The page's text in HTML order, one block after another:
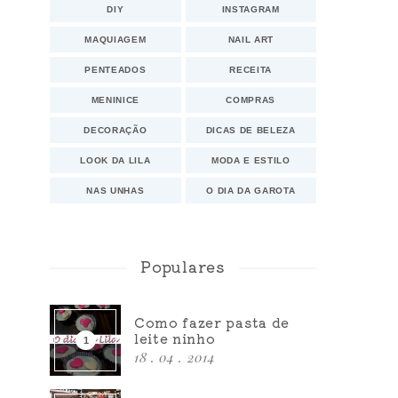
DIY INSTAGRAM
MAQUIAGEM NAIL ART
PENTEADOS RECEITA
MENINICE COMPRAS
DECORAÇÃO DICAS DE BELEZA
LOOK DA LILA MODA E ESTILO
NAS UNHAS O DIA DA GAROTA
Populares
Como fazer pasta de
leite ninho
18 . 04 . 2014